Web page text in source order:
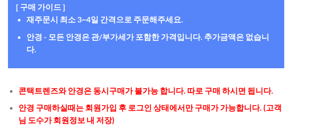
[ 구매 가이드 ]
재주문시 최소 3~4일 간격으로 주문해주세요.
안경 - 모든 안경은 관/부가세가 포함한 가격입니다. 추가금액은 없습니
다.
콘택트렌즈와 안경은 동시구매가 불가능 합니다. 따로 구매 하시면 됩니다.
안경 구매하실때는 회원가입 후 로그인 상태에서만 구매가 가능합니다. (고객
님 도수가 회원정보 내 저장)